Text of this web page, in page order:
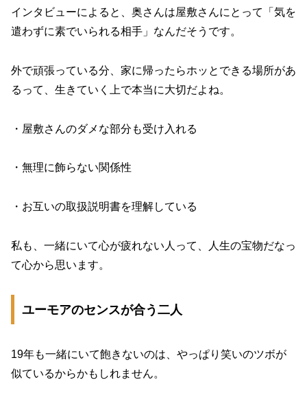
インタビューによると、奥さんは屋敷さんにとって「気を
遣わずに素でいられる相手」なんだそうです。
外で頑張っている分、家に帰ったらホッとできる場所があ
るって、生きていく上で本当に大切だよね。
・屋敷さんのダメな部分も受け入れる
・無理に飾らない関係性
・お互いの取扱説明書を理解している
私も、一緒にいて心が疲れない人って、人生の宝物だなっ
て心から思います。
ユーモアのセンスが合う二人
19年も一緒にいて飽きないのは、やっぱり笑いのツボが
似ているからかもしれません。